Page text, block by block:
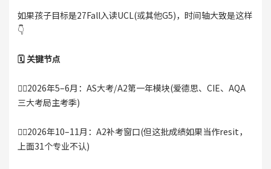
如果孩子目标是27Fall入读UCL(或其他G5)，时间轴大致是这样
👇
🗓 关键节点
👉🏻2026年5–6月：AS大考/A2第一年模块(爱德思、CIE、AQA
三大考局主考季)
👉🏻2026年10–11月：A2补考窗口(但这批成绩如果当作resit，
上面31个专业不认)